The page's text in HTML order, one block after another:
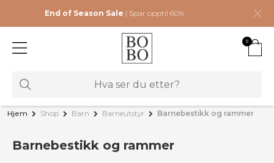
End of Season Sale | Spar opptil 60%
0
Hjem Shop Barn Barneutstyr Barnebestikk og rammer
Barnebestikk og rammer